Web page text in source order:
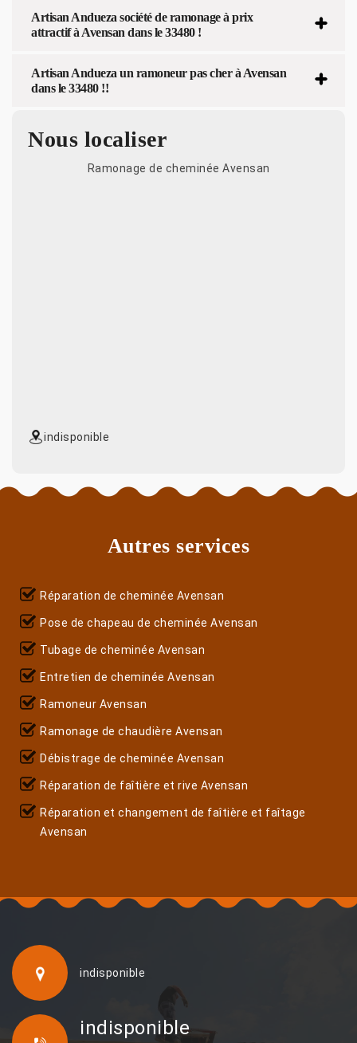
Artisan Andueza société de ramonage à prix
attractif à Avensan dans le 33480 !
Artisan Andueza un ramoneur pas cher à Avensan
dans le 33480 !!
Nous localiser
Ramonage de cheminée Avensan
indisponible
Autres services
Réparation de cheminée Avensan
Pose de chapeau de cheminée Avensan
Tubage de cheminée Avensan
Entretien de cheminée Avensan
Ramoneur Avensan
Ramonage de chaudière Avensan
Débistrage de cheminée Avensan
Réparation de faîtière et rive Avensan
Réparation et changement de faîtière et faîtage
Avensan
indisponible
indisponible